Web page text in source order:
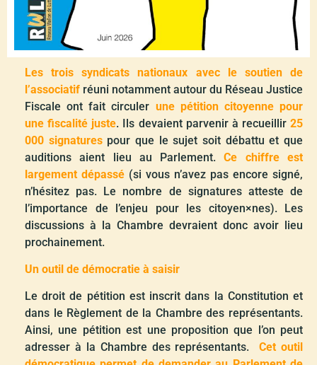
Les trois syndicats nationaux avec le soutien de
l’associatif réuni notamment autour du Réseau Justice
Fiscale ont fait circuler une pétition citoyenne pour
une fiscalité juste. Ils devaient parvenir à recueillir 25
000 signaturespour que le sujet soit débattu et que
auditions aient lieu au Parlement. Ce chiffre est
largement dépassé (si vous n’avez pas encore signé,
n’hésitez pas. Le nombre de signatures atteste de
l’importance de l’enjeu pour les citoyen×nes). Les
discussions à la Chambre devraient donc avoir lieu
prochainement.
Un outil de démocratie à saisir
Le droit de pétition est inscrit dans la Constitution et
dans le Règlement de la Chambre des représentants.
Ainsi, une pétition est une proposition que l’on peut
adresser à la Chambre des représentants.Cet outil